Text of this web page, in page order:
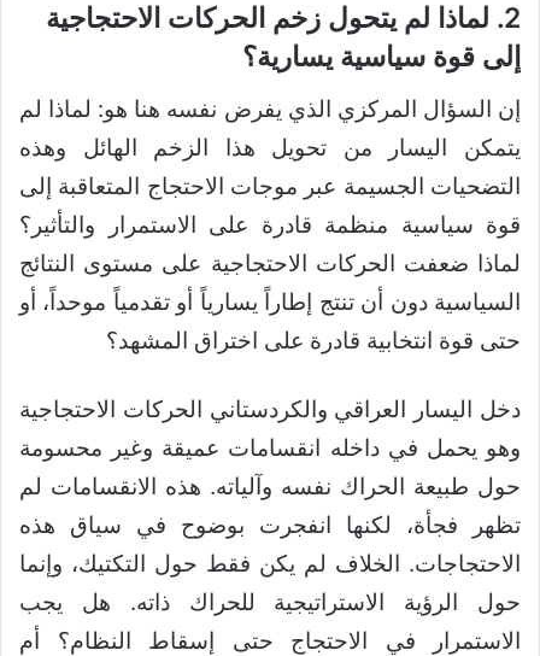
2. لماذا لم يتحول زخم الحركات الاحتجاجية
إلى قوة سياسية يسارية؟
إن السؤال المركزي الذي يفرض نفسه هنا هو: لماذا لم
يتمكن اليسار من تحويل هذا الزخم الهائل وهذه
التضحيات الجسيمة عبر موجات الاحتجاج المتعاقبة إلى
قوة سياسية منظمة قادرة على الاستمرار والتأثير؟
لماذا ضعفت الحركات الاحتجاجية على مستوى النتائج
السياسية دون أن تنتج إطاراً يسارياً أو تقدمياً موحداً، أو
حتى قوة انتخابية قادرة على اختراق المشهد؟
دخل اليسار العراقي والكردستاني الحركات الاحتجاجية
وهو يحمل في داخله انقسامات عميقة وغير محسومة
حول طبيعة الحراك نفسه وآلياته. هذه الانقسامات لم
تظهر فجأة، لكنها انفجرت بوضوح في سياق هذه
الاحتجاجات. الخلاف لم يكن فقط حول التكتيك، وإنما
حول الرؤية الاستراتيجية للحراك ذاته. هل يجب
الاستمرار في الاحتجاج حتى إسقاط النظام؟ أم